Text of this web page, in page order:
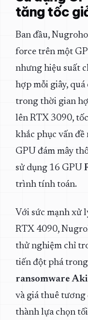
tăng tốc
Ban đầu,
force trên một
nhưng hiệu suất
hợp mỗi giây, quá
trong thời gian
lên RTX 3090,
khắc phục vấn
GPU đám mây
sử dụng 16 GPU
trình tính toán.
Với sức mạnh xử
RTX 4090,
thử nghiệm chỉ
tiến đột phá
ransomware
và giá thuê
thành lựa chọn